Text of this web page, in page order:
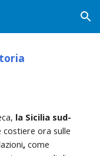
Skip to navigation
la Sicilia sud-
ora sulle
, come